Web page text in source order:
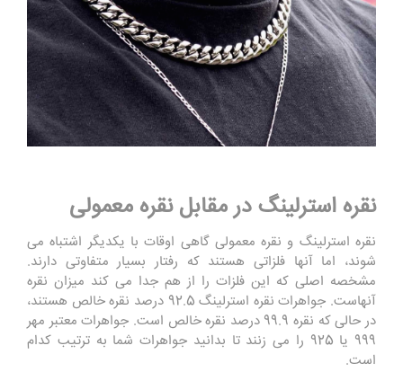
نقره استرلینگ در مقابل نقره معمولی
نقره استرلینگ و نقره معمولی گاهی اوقات با یکدیگر اشتباه می
شوند، اما آنها فلزاتی هستند که رفتار بسیار متفاوتی دارند.
مشخصه اصلی که این فلزات را از هم جدا می کند میزان نقره
آنهاست. جواهرات نقره استرلینگ 92.5 درصد نقره خالص هستند،
در حالی که نقره 99.9 درصد نقره خالص است. جواهرات معتبر مهر
999 یا 925 را می زنند تا بدانید جواهرات شما به ترتیب کدام
است.